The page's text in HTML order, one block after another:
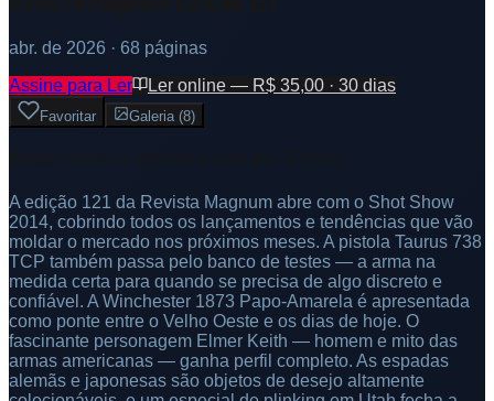
abr. de 2026 · 68 páginas
Assine para Ler
Ler online — R$ 35,00 · 30 dias
Favoritar Galeria (8)
A edição 121 da Revista Magnum abre com o Shot Show
2014, cobrindo todos os lançamentos e tendências que vão
moldar o mercado nos próximos meses. A pistola Taurus 738
TCP também passa pelo banco de testes — a arma na
medida certa para quando se precisa de algo discreto e
confiável. A Winchester 1873 Papo-Amarela é apresentada
como ponte entre o Velho Oeste e os dias de hoje. O
fascinante personagem Elmer Keith — homem e mito das
armas americanas — ganha perfil completo. As espadas
alemãs e japonesas são objetos de desejo altamente